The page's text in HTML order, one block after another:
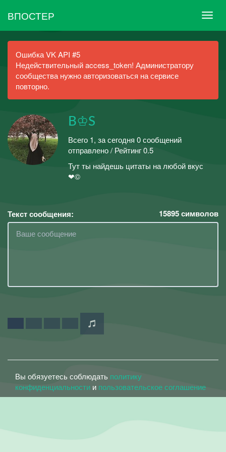
ВПОСТЕР
Ошибка VK API #5
Недействительный access_token! Администратору
сообщества нужно авторизоваться на сервисе
повторно.
B♔S
Всего 1, за сегодня 0 сообщений
отправлено / Рейтинг 0.5
Тут ты найдешь цитаты на любой вкус
❤©
Текст сообщения: 15895символов
Вы обязуетесь соблюдать политику
конфиденциальности и пользовательское соглашение